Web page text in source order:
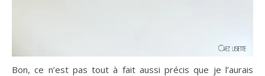
Bon, ce n’est pas tout à fait aussi précis que je l’aurais